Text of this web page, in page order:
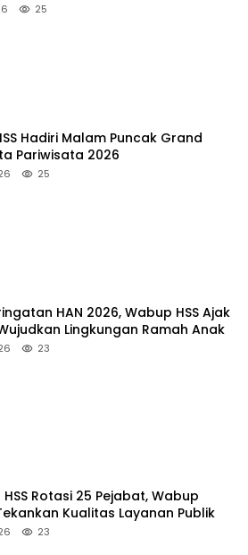
25
Hadiri Malam Puncak Grand
Pariwisata 2026
25
HAN 2026, Wabup HSS Ajak
Lingkungan Ramah Anak
23
Rotasi 25 Pejabat, Wabup
Kualitas Layanan Publik
23